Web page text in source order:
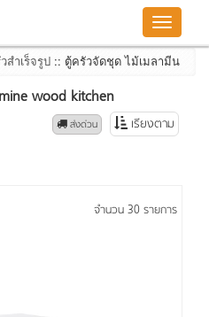
Toggle
สำเร็จรูป :: ตู้ครัวจัดชุด ไม้เมลามีน
wood kitchen
 ส่งด่วน เรียงตาม
จำนวน 30 รายการ